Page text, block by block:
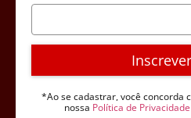
*Ao se cadastrar, você concorda
nossa Política de Privacidade